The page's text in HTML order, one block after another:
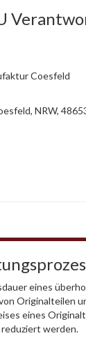
Coesfeld
NRW,
eines
Originalteilen
eines
werden.